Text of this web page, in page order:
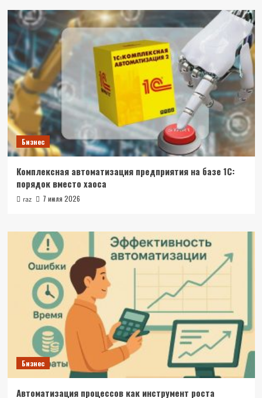
Бизнес
Комплексная автоматизация предприятия на базе 1С:
порядок вместо хаоса
raz 7 июля 2026
Бизнес
Автоматизация процессов как инструмент роста